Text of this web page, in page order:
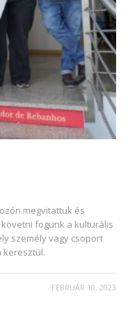
megvitattuk és
fogunk a kulturális
személy vagy csoport
keresztül.
FEBRUÁR 10, 2023